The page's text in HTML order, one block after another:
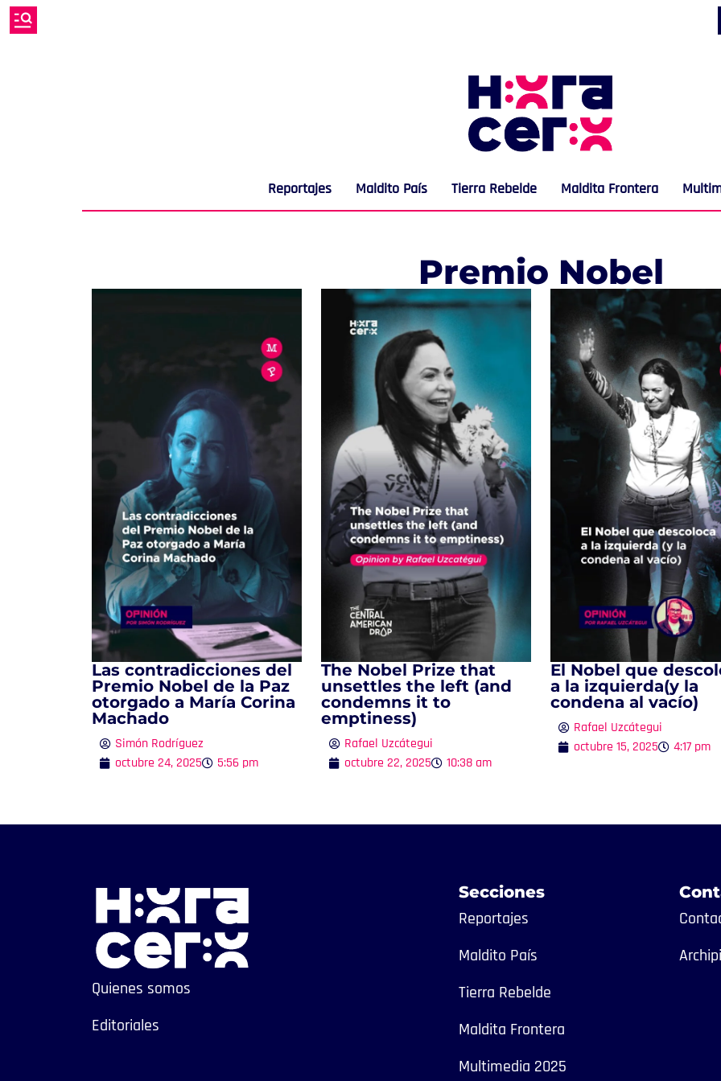
Reportajes Maldito País Tierra Rebelde Maldita Frontera
Premio Nobel
Las contradicciones del
Premio Nobel de la Paz
otorgado a María Corina
Machado
Simón Rodríguez
octubre 24, 2025
5:56 pm
The Nobel Prize that
unsettles the left (and
condemns it to
emptiness)
Rafael Uzcátegui
octubre 22, 2025
10:38 am
El Nobel que
a la izquierda(y la
condena al vacío)
Rafael Uzcátegui
octubre 15, 2025
4:17 pm
Quienes somos
Editoriales
Secciones
Reportajes
Maldito País
Tierra Rebelde
Maldita Frontera
Multimedia 2025